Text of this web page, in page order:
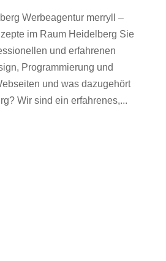
Werbeagentur merryll –
im Raum Heidelberg Sie
und erfahrenen
Programmierung und
und was dazugehört
Wir sind ein erfahrenes,...